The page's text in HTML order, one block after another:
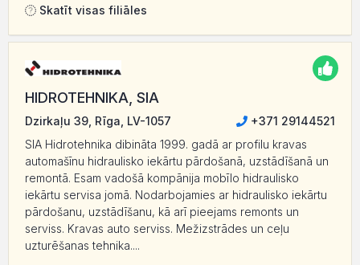
Skatīt visas filiāles
HIDROTEHNIKA, SIA
Dzirkaļu 39, Rīga, LV-1057
+371 29144521
SIA Hidrotehnika dibināta 1999. gadā ar profilu kravas
automašīnu hidraulisko iekārtu pārdošanā, uzstādīšanā un
remontā. Esam vadošā kompānija mobīlo hidraulisko
iekārtu servisa jomā. Nodarbojamies ar hidraulisko iekārtu
pārdošanu, uzstādīšanu, kā arī pieejams remonts un
serviss. Kravas auto serviss. Mežizstrādes un ceļu
uzturēšanas tehnika....